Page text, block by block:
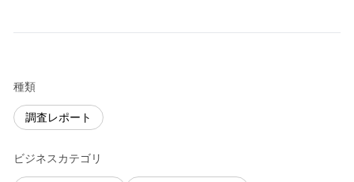
種類
調査レポート
ビジネスカテゴリ